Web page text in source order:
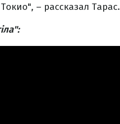
– рассказал Тарас.